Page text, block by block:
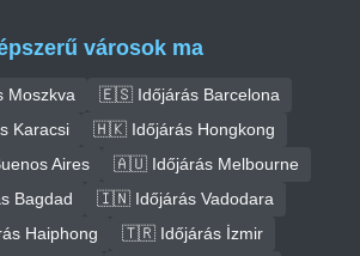
városok ma
🇪🇸 Időjárás Barcelona
Karacsi
🇭🇰 Időjárás Hongkong
Aires
🇦🇺 Időjárás Melbourne
Bagdad
🇮🇳 Időjárás Vadodara
Haiphong
🇹🇷 Időjárás İzmir